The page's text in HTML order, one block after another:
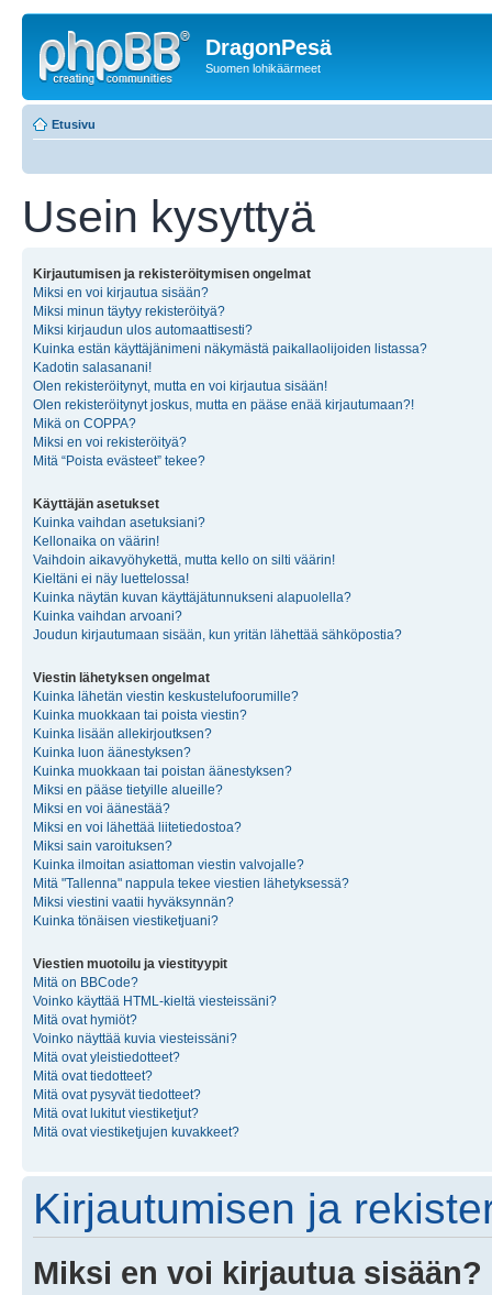
DragonPesä
Suomen lohikäärmeet
Etusivu
Usein kysyttyä
Kirjautumisen ja rekisteröitymisen ongelmat
Miksi en voi kirjautua sisään?
Miksi minun täytyy rekisteröityä?
Miksi kirjaudun ulos automaattisesti?
Kuinka estän käyttäjänimeni näkymästä paikallaolijoiden listassa?
Kadotin salasanani!
Olen rekisteröitynyt, mutta en voi kirjautua sisään!
Olen rekisteröitynyt joskus, mutta en pääse enää kirjautumaan?!
Mikä on COPPA?
Miksi en voi rekisteröityä?
Mitä “Poista evästeet” tekee?
Käyttäjän asetukset
Kuinka vaihdan asetuksiani?
Kellonaika on väärin!
Vaihdoin aikavyöhykettä, mutta kello on silti väärin!
Kieltäni ei näy luettelossa!
Kuinka näytän kuvan käyttäjätunnukseni alapuolella?
Kuinka vaihdan arvoani?
Joudun kirjautumaan sisään, kun yritän lähettää sähköpostia?
Viestin lähetyksen ongelmat
Kuinka lähetän viestin keskustelufoorumille?
Kuinka muokkaan tai poista viestin?
Kuinka lisään allekirjoutksen?
Kuinka luon äänestyksen?
Kuinka muokkaan tai poistan äänestyksen?
Miksi en pääse tietyille alueille?
Miksi en voi äänestää?
Miksi en voi lähettää liitetiedostoa?
Miksi sain varoituksen?
Kuinka ilmoitan asiattoman viestin valvojalle?
Mitä "Tallenna" nappula tekee viestien lähetyksessä?
Miksi viestini vaatii hyväksynnän?
Kuinka tönäisen viestiketjuani?
Viestien muotoilu ja viestityypit
Mitä on BBCode?
Voinko käyttää HTML-kieltä viesteissäni?
Mitä ovat hymiöt?
Voinko näyttää kuvia viesteissäni?
Mitä ovat yleistiedotteet?
Mitä ovat tiedotteet?
Mitä ovat pysyvät tiedotteet?
Mitä ovat lukitut viestiketjut?
Mitä ovat viestiketjujen kuvakkeet?
Kirjautumisen ja
Miksi en voi kirjautua sisään?